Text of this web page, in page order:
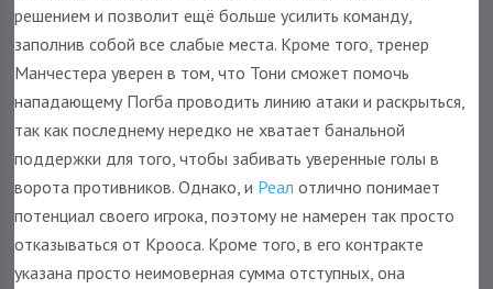
решением и позволит ещё больше усилить команду,
заполнив собой все слабые места. Кроме того, тренер
Манчестера уверен в том, что Тони сможет помочь
нападающему Погба проводить линию атаки и раскрыться,
так как последнему нередко не хватает банальной
поддержки для того, чтобы забивать уверенные голы в
ворота противников. Однако, и Реал отлично понимает
потенциал своего игрока, поэтому не намерен так просто
отказываться от Крооса. Кроме того, в его контракте
указана просто неимоверная сумма отступных, она